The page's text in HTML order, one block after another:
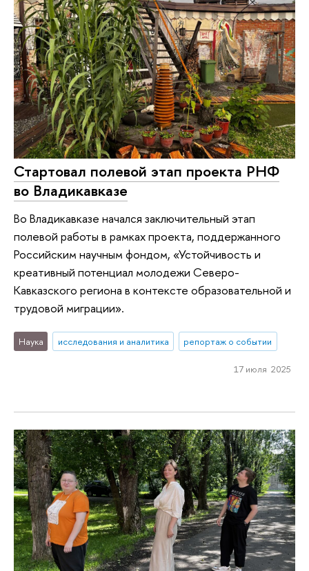
Стартовал полевой этап проекта РНФ
во Владикавказе
Во Владикавказе начался заключительный этап
полевой работы в рамках проекта, поддержанного
Российским научным фондом, «Устойчивость и
креативный потенциал молодежи Северо-
Кавказского региона в контексте образовательной и
трудовой миграции».
Наука исследования и аналитика репортаж о событии
17 июля 2025